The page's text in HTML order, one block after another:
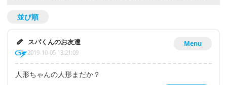
並び順
Menu
スパくんのお友達
2019-10-05 13:21:09
人形ちゃんの人形まだか？